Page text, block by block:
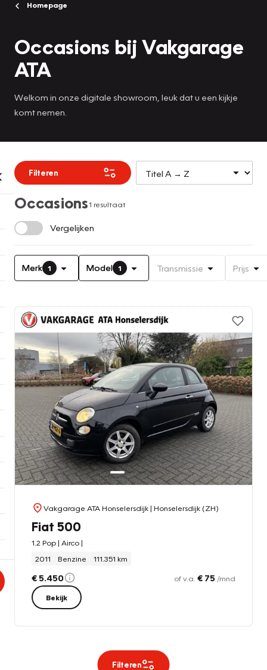
Homepage
Occasions bij Vakgarage
ATA
Welkom in onze digitale showroom, leuk dat u een kijkje
komt nemen.
Filteren
Occasions1 resultaat
Vergelijken
Merk 1 Model 1 Transmissie Prijs
Vakgarage ATA Honselersdijk| Honselersdijk (ZH)
Fiat 500
1.2 Pop | Airco |
2011
Benzine 111.351 km
€ 5.450 of v.a. € 75 /mnd
Bekijk
Filteren